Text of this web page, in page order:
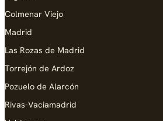
Colmenar Viejo
Madrid
Las Rozas de Madrid
Torrejón de Ardoz
Pozuelo de Alarcón
Rivas-Vaciamadrid